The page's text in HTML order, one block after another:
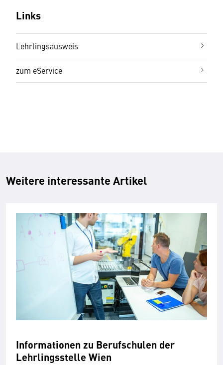
Links
Lehrlingsausweis
zum eService
Weitere interessante Artikel
Informationen zu Berufschulen der
Lehrlingsstelle Wien